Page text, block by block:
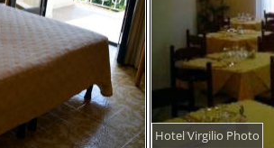
Hotel Virgilio Photo